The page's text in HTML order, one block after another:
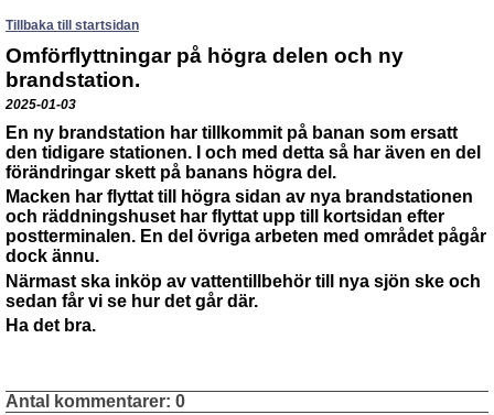
Tillbaka till startsidan
Omförflyttningar på högra delen och ny
brandstation.
2025-01-03
En ny brandstation har tillkommit på banan som ersatt
den tidigare stationen. I och med detta så har även en del
förändringar skett på banans högra del.
Macken har flyttat till högra sidan av nya brandstationen
och räddningshuset har flyttat upp till kortsidan efter
postterminalen. En del övriga arbeten med området pågår
dock ännu.
Närmast ska inköp av vattentillbehör till nya sjön ske och
sedan får vi se hur det går där.
Ha det bra.
Antal kommentarer: 0